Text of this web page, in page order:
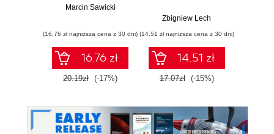
Marcin Sawicki
(16,76 zł najniższa cena z 30 dni)
16.76 zł
20.19zł (-17%)
Zbigniew Lech
(14,51 zł najniższa cena z 30 dni)
14.51 zł
17.07zł (-15%)